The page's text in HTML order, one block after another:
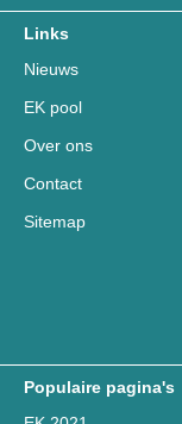
Links
Nieuws
EK pool
Over ons
Contact
Sitemap
Populaire pagina's